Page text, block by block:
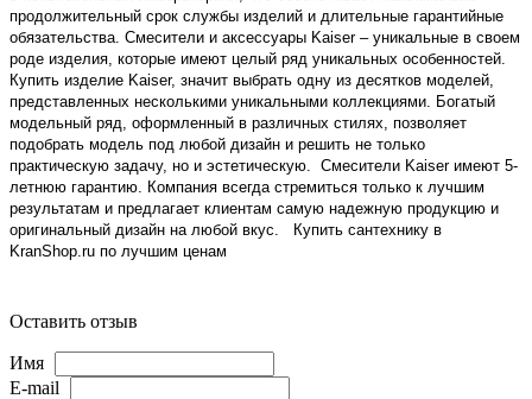
продолжительный срок службы изделий и длительные гарантийные
обязательства. Смесители и аксессуары Kaiser – уникальные в своем
роде изделия, которые имеют целый ряд уникальных особенностей.
Купить изделие Kaiser, значит выбрать одну из десятков моделей,
представленных несколькими уникальными коллекциями. Богатый
модельный ряд, оформленный в различных стилях, позволяет
подобрать модель под любой дизайн и решить не только
практическую задачу, но и эстетическую. Смесители Kaiser имеют 5-
летнюю гарантию. Компания всегда стремиться только к лучшим
результатам и предлагает клиентам самую надежную продукцию и
оригинальный дизайн на любой вкус. Купить сантехнику в
KranShop.ru по лучшим ценам
Оставить отзыв
Имя
E-mail